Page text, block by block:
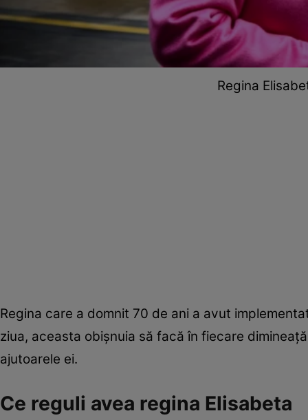
Regina
Regina care a domnit 70 de ani a avut
ziua, aceasta obișnuia să facă în fiecare
ajutoarele ei.
Ce reguli avea regina Elisabeta